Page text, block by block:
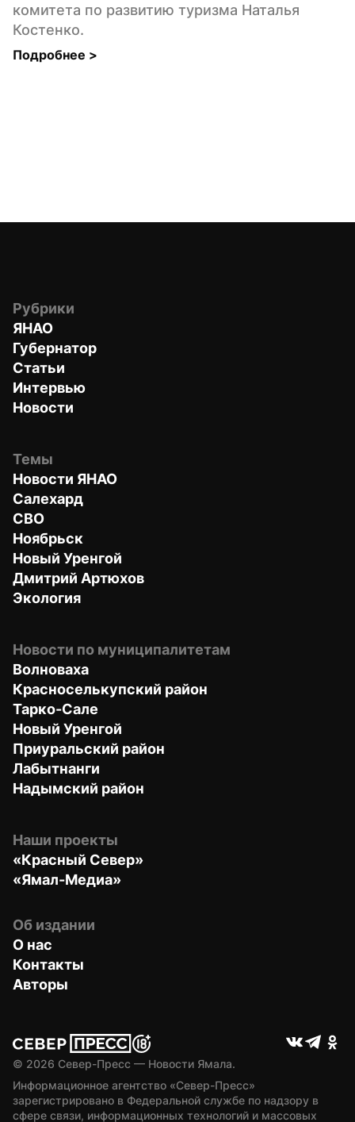
комитета по развитию туризма Наталья
Костенко.
Подробнее >
Рубрики
ЯНАО
Губернатор
Статьи
Интервью
Новости
Темы
Новости ЯНАО
Салехард
СВО
Ноябрьск
Новый Уренгой
Дмитрий Артюхов
Экология
Новости по муниципалитетам
Волноваха
Красноселькупский район
Тарко-Сале
Новый Уренгой
Приуральский район
Лабытнанги
Надымский район
Наши проекты
«Красный Север»
«Ямал-Медиа»
Об издании
О нас
Контакты
Авторы
© 2026 Север-Пресс — Новости Ямала.
Информационное агентство «Север-Пресс»
зарегистрировано в Федеральной службе по надзору в
сфере связи, информационных технологий и массовых